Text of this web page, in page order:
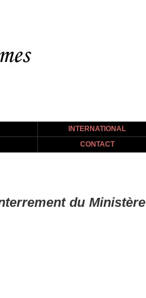
INTERNATIONAL
CONTACT
du Ministère